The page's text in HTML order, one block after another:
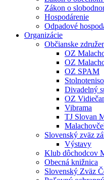
Zákon o
Hospodárenie
Odpadové
Organizácie
Občianske
OZ
OZ
OZ SPAM
Divadelný
OZ
Vibrama
TJ Slovan
Slovenský zväz
Výstavy
Klub dôchodcov
Obecná knižnica
Slovenský Zväz